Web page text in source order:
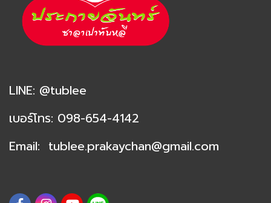
LINE: @tublee
เบอร์โทร: 098-654-4142
Email: tublee.prakaychan@gmail.com